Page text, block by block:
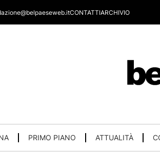
CONTATTIARCHIVIO
PRIMO PIANO ATTUALITÀ